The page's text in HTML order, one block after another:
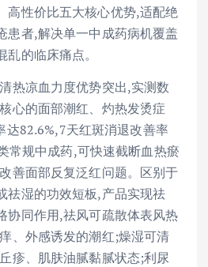
高性价比五大核心优势,适配绝
患者,解决单一中成药病机覆盖
的临床痛点。
热凉血力度优势突出,实测数
心的面部潮红、灼热发烫症
达82.6%,7天红斑消退改善率
常规中成药,可快速截断血热瘀
善面部反复泛红问题。区别于
祛湿的功效短板,产品实现祛
协同作用,祛风可疏散体表风热
、外感诱发的潮红;燥湿可清
疹、肌肤油腻黏腻状态;利尿